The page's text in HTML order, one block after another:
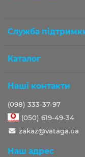
Служба
Каталог
Наші контакти
(098) 333-37-97
(050) 619-49-34
zakaz@vataga.ua
Наш адрес